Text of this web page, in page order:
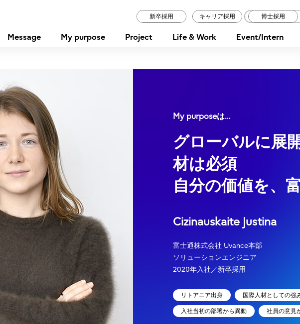
新卒採用 キャリア採用 博士採用
Message My purpose Project Life & Work Event/Intern
My purposeは…
グローバルに展
材は必須
自分の価値を、
Cizinauskaite Justina
富士通株式会社 Uvance本部
ソリューションエンジニア
2020年入社／新卒採用
リトアニア出身 国際人材としての強
入社当初の部署から異動 社員の意見